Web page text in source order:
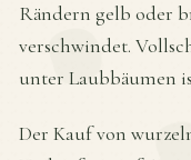
Rändern gelb oder
verschwindet.
unter Laubbäumen
Der Kauf von